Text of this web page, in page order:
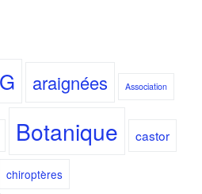
araignées Association
Botanique castor
chiroptères